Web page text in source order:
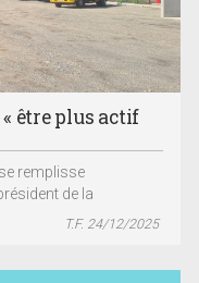
être plus actif
remplisse
de la
T.F. 24/12/2025